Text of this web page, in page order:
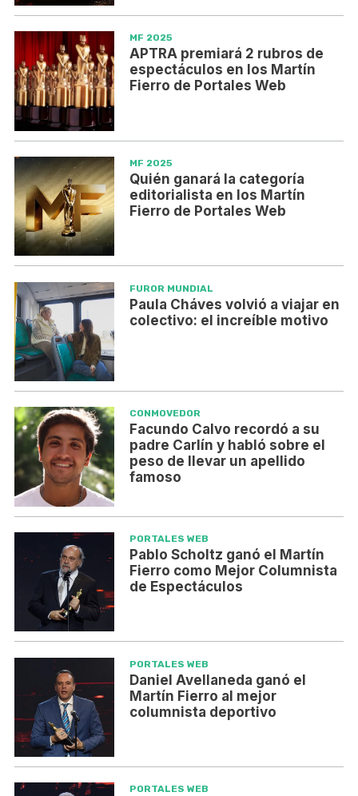
MF 2025
APTRA premiará 2 rubros de
espectáculos en los Martín
Fierro de Portales Web
MF 2025
Quién ganará la categoría
editorialista en los Martín
Fierro de Portales Web
FUROR MUNDIAL
Paula Cháves volvió a viajar en
colectivo: el increíble motivo
CONMOVEDOR
Facundo Calvo recordó a su
padre Carlín y habló sobre el
peso de llevar un apellido
famoso
PORTALES WEB
Pablo Scholtz ganó el Martín
Fierro como Mejor Columnista
de Espectáculos
PORTALES WEB
Daniel Avellaneda ganó el
Martín Fierro al mejor
columnista deportivo
PORTALES WEB